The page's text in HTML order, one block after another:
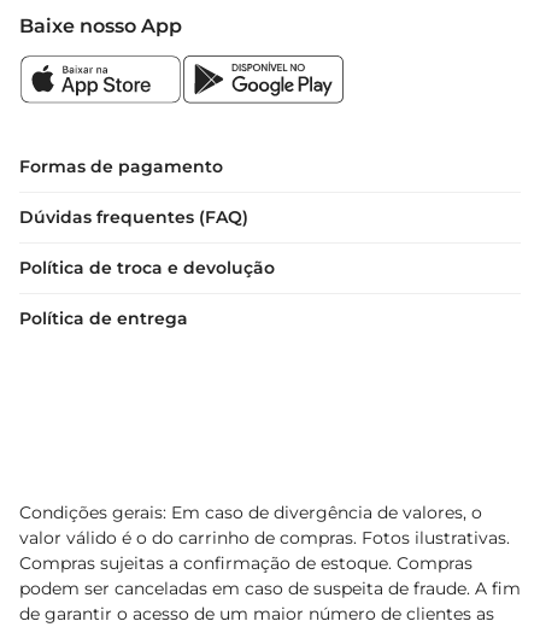
Baixe nosso App
Formas de pagamento
Dúvidas frequentes (FAQ)
Política de troca e devolução
Política de entrega
Condições gerais: Em caso de divergência de valores, o
valor válido é o do carrinho de compras. Fotos ilustrativas.
Compras sujeitas a confirmação de estoque. Compras
podem ser canceladas em caso de suspeita de fraude. A fim
de garantir o acesso de um maior número de clientes as